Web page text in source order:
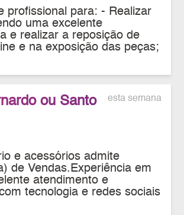
profissional para: - Realizar
uma excelente
e realizar a reposição de
e na exposição das peças;
esta semana
ou Santo
e acessórios admite
de Vendas.Experiência em
atendimento e
tecnologia e redes sociais